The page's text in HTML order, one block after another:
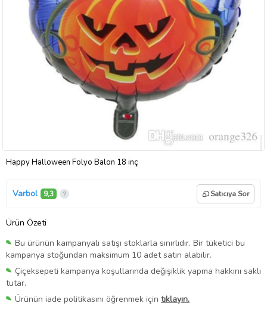
Happy Halloween Folyo Balon 18 inç
Varbol 9,3 Satıcıya Sor
Ürün Özeti
Bu ürünün kampanyalı satışı stoklarla sınırlıdır. Bir tüketici bu
kampanya stoğundan maksimum 10 adet satın alabilir.
Çiçeksepeti kampanya koşullarında değişiklik yapma hakkını saklı
tutar.
Ürünün iade politikasını öğrenmek için tıklayın.